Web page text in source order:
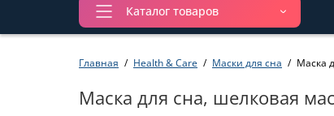
Каталог товаров
Главная Health & Care Маски для сна Маска
Маска для сна, шелковая